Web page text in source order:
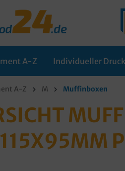
A-Z Individueller Druck
A-Z M Muffinboxen